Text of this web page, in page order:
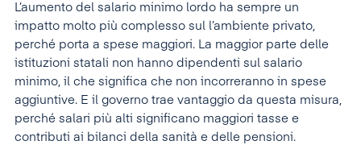
L’aumento del salario minimo lordo ha sempre un
impatto molto più complesso sul l’ambiente privato,
perché porta a spese maggiori. La maggior parte delle
istituzioni statali non hanno dipendenti sul salario
minimo, il che significa che non incorreranno in spese
aggiuntive. E il governo trae vantaggio da questa misura,
perché salari più alti significano maggiori tasse e
contributi ai bilanci della sanità e delle pensioni.